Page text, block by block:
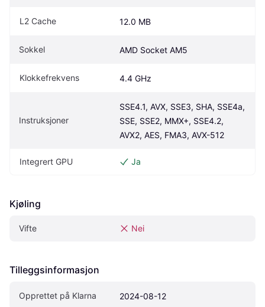
L2 Cache 12.0 MB
Sokkel AMD Socket AM5
Klokkefrekvens 4.4 GHz
Instruksjoner
SSE4.1, AVX, SSE3, SHA, SSE4a,
SSE, SSE2, MMX+, SSE4.2,
AVX2, AES, FMA3, AVX-512
Integrert GPU Ja
Kjøling
Vifte Nei
Tilleggsinformasjon
Opprettet på Klarna 2024-08-12